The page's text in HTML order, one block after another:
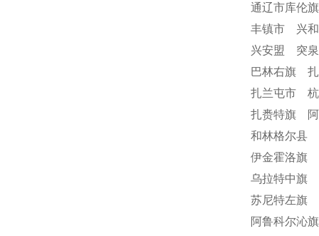
通辽市库
丰镇市 兴
兴安盟 突
巴林右旗
扎兰屯市
扎赉特旗
和林格尔县
伊金霍洛旗
乌拉特中旗
苏尼特左旗
阿鲁科尔沁